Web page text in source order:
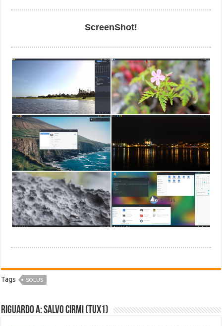
ScreenShot!
Tags SOLUS
Riguardo a: Salvo Cirmi (Tux1)